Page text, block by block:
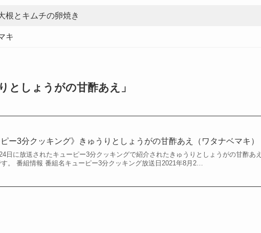
根とキムチの卵焼き
キ
としょうがの甘酢あえ」
ピー3分クッキング》きゅうりとしょうがの甘酢あえ（ワタナベマキ）
日に放送されたキューピー3分クッキングで紹介されたきゅうりとしょうがの甘酢あえ
。 番組情報 番組名キューピー3分クッキング放送日2021年8月2…